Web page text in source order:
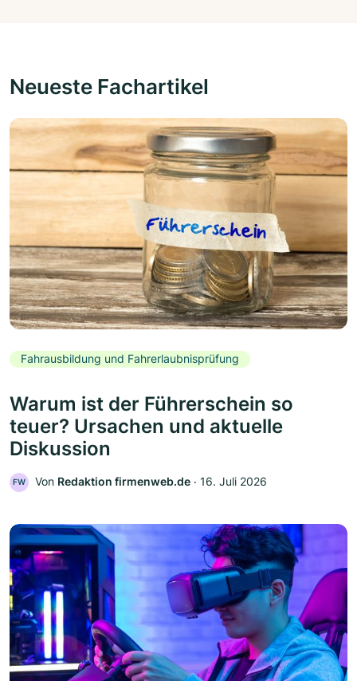
Neueste Fachartikel
Fahrausbildung und Fahrerlaubnisprüfung
Warum ist der Führerschein so
teuer? Ursachen und aktuelle
Diskussion
FW Von Redaktion firmenweb.de ‧ 16. Juli 2026